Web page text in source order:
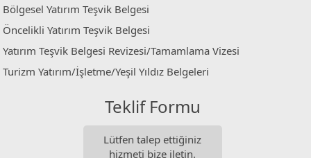
Bölgesel Yatırım Teşvik Belgesi
Öncelikli Yatırım Teşvik Belgesi
Yatırım Teşvik Belgesi Revizesi/Tamamlama Vizesi
Turizm Yatırım/İşletme/Yeşil Yıldız Belgeleri
Teklif Formu
Lütfen talep ettiğiniz
hizmeti bize iletin.